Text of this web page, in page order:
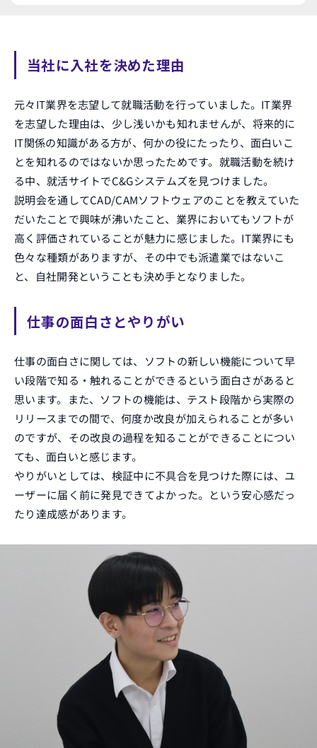
当社に入社を決めた理由
元々IT業界を志望して就職活動を行っていました。IT業界
を志望した理由は、少し浅いかも知れませんが、将来的に
IT関係の知識がある方が、何かの役にたったり、面白いこ
とを知れるのではないか思ったためです。就職活動を続け
る中、就活サイトでC&Gシステムズを見つけました。
説明会を通してCAD/CAMソフトウェアのことを教えていた
だいたことで興味が沸いたこと、業界においてもソフトが
高く評価されていることが魅力に感じました。IT業界にも
色々な種類がありますが、その中でも派遣業ではないこ
と、自社開発ということも決め手となりました。
仕事の面白さとやりがい
仕事の面白さに関しては、ソフトの新しい機能について早
い段階で知る・触れることができるという面白さがあると
思います。また、ソフトの機能は、テスト段階から実際の
リリースまでの間で、何度か改良が加えられることが多い
のですが、その改良の過程を知ることができることについ
ても、面白いと感じます。
やりがいとしては、検証中に不具合を見つけた際には、ユ
ーザーに届く前に発見できてよかった。という安心感だっ
たり達成感があります。